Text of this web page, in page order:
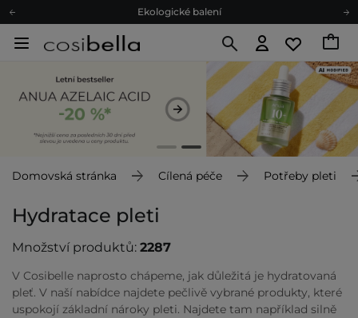
Ekologické balení
Doporučovací Program
Darkové karty
Ekologické balení
Domovská stránka Cílená péče Potřeby pleti
Hydratace pleti
Množství produktů: 2287
V Cosibelle naprosto chápeme, jak důležitá je hydratovaná
pleť. V naší nabídce najdete pečlivě vybrané produkty, které
uspokojí základní nároky pleti. Najdete tam například silně